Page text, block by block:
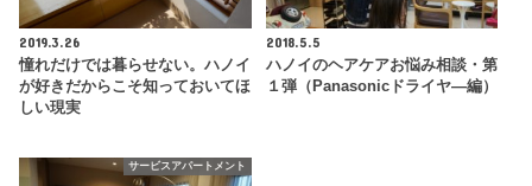
2019.3.26
憧れだけでは暮らせない。ハノイ
が好きだからこそ知っておいてほ
しい現実
2018.5.5
ハノイのヘアケアお悩み相談・第
１弾（Panasonicドライヤ―編）
サービスアパートメント